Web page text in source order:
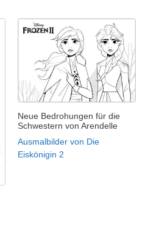
Neue Bedrohungen für die
Schwestern von Arendelle
Ausmalbilder von Die
Eiskönigin 2